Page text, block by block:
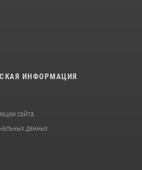
ИНФОРМАЦИЯ
сайта
данных